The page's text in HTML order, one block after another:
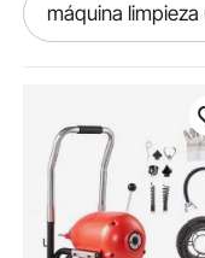
máquina
maquina
máquina